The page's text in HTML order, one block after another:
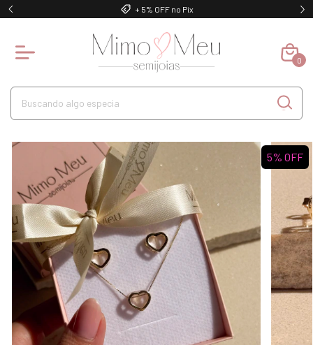
+ 5% OFF no Pix
0
5% OFF